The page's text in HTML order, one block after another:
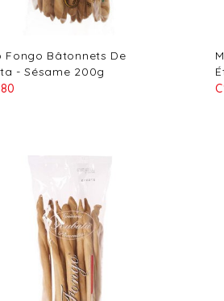
Fongo Bâtonnets De
- Sésame 200g